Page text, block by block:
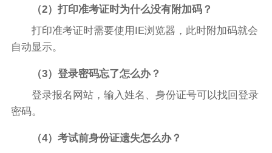
（2）打印准考证时为什么没有附加码？
打印准考证时需要使用IE浏览器，此时附加码就会
自动显示。
（3）登录密码忘了怎么办？
登录报名网站，输入姓名、身份证号可以找回登录
密码。
（4）考试前身份证遗失怎么办？